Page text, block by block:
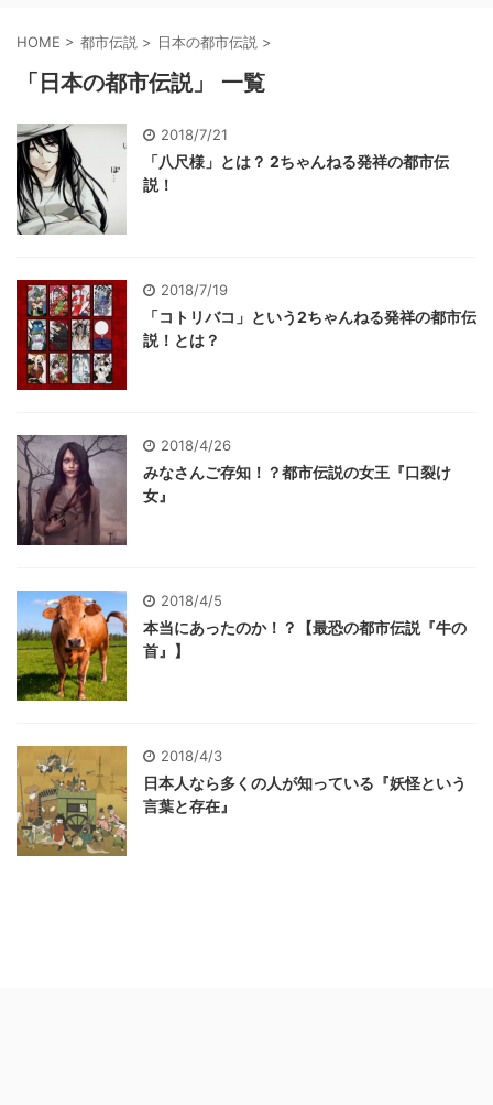
HOME > 都市伝説 > 日本の都市伝説 >
「日本の都市伝説」 一覧
2018/7/21
「八尺様」とは？ 2ちゃんねる発祥の都市伝
説！
2018/7/19
「コトリバコ」という2ちゃんねる発祥の都市伝
説！とは？
2018/4/26
みなさんご存知！？都市伝説の女王『口裂け
女』
2018/4/5
本当にあったのか！？【最恐の都市伝説『牛の
首』】
2018/4/3
日本人なら多くの人が知っている『妖怪という
言葉と存在』